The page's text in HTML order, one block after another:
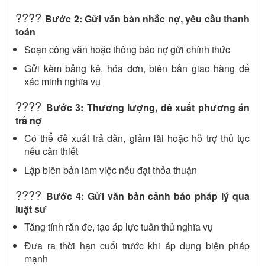
???? Bước 2: Gửi văn bản nhắc nợ, yêu cầu thanh
toán
Soạn công văn hoặc thông báo nợ gửi chính thức
Gửi kèm bảng kê, hóa đơn, biên bản giao hàng để
xác minh nghĩa vụ
???? Bước 3: Thương lượng, đề xuất phương án
trả nợ
Có thể đề xuất trả dần, giảm lãi hoặc hỗ trợ thủ tục
nếu cần thiết
Lập biên bản làm việc nếu đạt thỏa thuận
???? Bước 4: Gửi văn bản cảnh báo pháp lý qua
luật sư
Tăng tính răn đe, tạo áp lực tuân thủ nghĩa vụ
Đưa ra thời hạn cuối trước khi áp dụng biện pháp
mạnh